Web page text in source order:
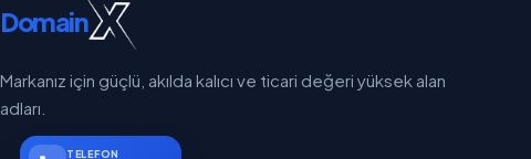
TELEFON
Domain
Markanız için güçlü, akılda kalıcı ve ticari değeri yüksek alan
adları.